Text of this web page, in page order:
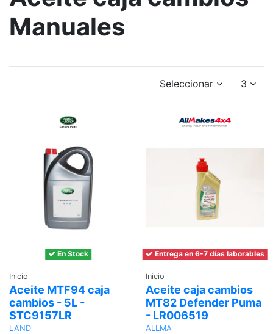
Manuales
Seleccionar 3
En Stock
Inicio
Aceite MTF94 caja
cambios - 5L -
STC9157LR
LAND
Entrega en 6-7 días laborables
Inicio
Aceite caja cambios
MT82 Defender Puma
- LR006519
ALLMA